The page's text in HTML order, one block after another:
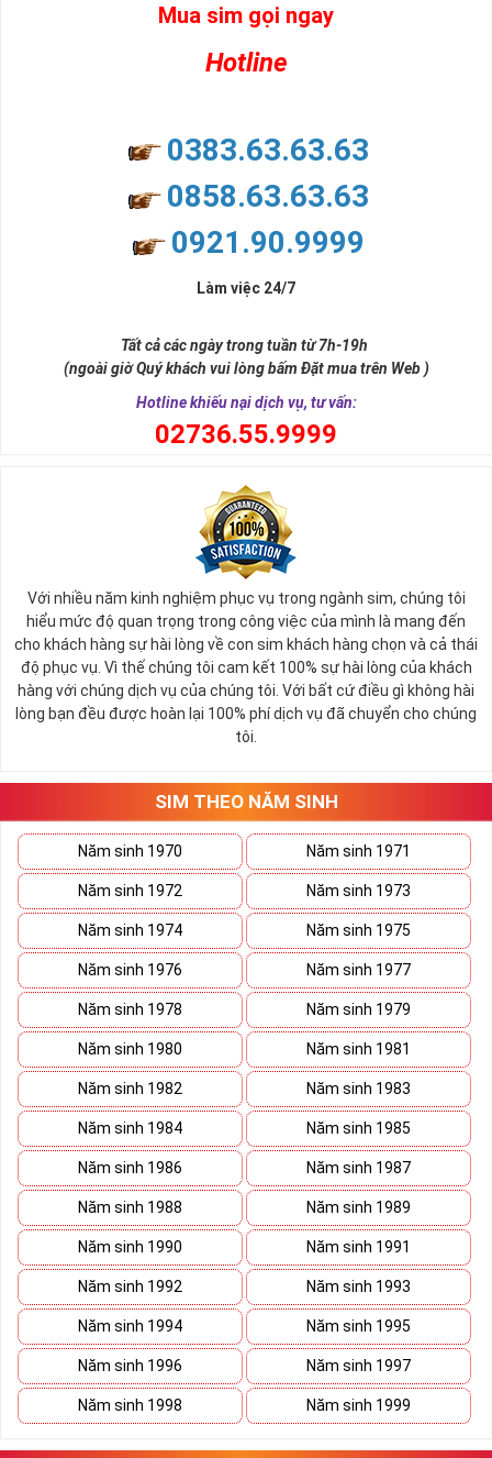
Mua sim gọi ngay
Hotline
0383.63.63.63
0858.63.63.63
0921.90.9999
Làm việc 24/7
Tất cả các ngày trong tuần từ 7h-19h
(ngoài giờ Quý khách vui lòng bấm Đặt mua trên Web )
Hotline khiếu nại dịch vụ, tư vấn:
02736.55.9999
Với nhiều năm kinh nghiệm phục vụ trong ngành sim, chúng tôi
hiểu mức độ quan trọng trong công việc của mình là mang đến
cho khách hàng sự hài lòng về con sim khách hàng chọn và cả thái
độ phục vụ. Vì thế chúng tôi cam kết 100% sự hài lòng của khách
hàng với chúng dịch vụ của chúng tôi. Với bất cứ điều gì không hài
lòng bạn đều được hoàn lại 100% phí dịch vụ đã chuyển cho chúng
tôi.
SIM THEO NĂM SINH
Năm sinh 1970 Năm sinh 1971
Năm sinh 1972 Năm sinh 1973
Năm sinh 1974 Năm sinh 1975
Năm sinh 1976 Năm sinh 1977
Năm sinh 1978 Năm sinh 1979
Năm sinh 1980 Năm sinh 1981
Năm sinh 1982 Năm sinh 1983
Năm sinh 1984 Năm sinh 1985
Năm sinh 1986 Năm sinh 1987
Năm sinh 1988 Năm sinh 1989
Năm sinh 1990 Năm sinh 1991
Năm sinh 1992 Năm sinh 1993
Năm sinh 1994 Năm sinh 1995
Năm sinh 1996 Năm sinh 1997
Năm sinh 1998 Năm sinh 1999